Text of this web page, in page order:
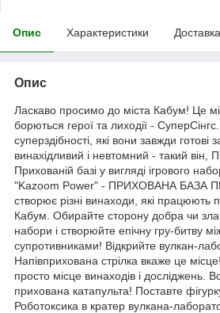
Опис Характеристики Доставка
Опис
Ласкаво просимо до міста Кабум! Це
борються герої та лиходії -
суперздібності, які вони завжди готові
винахідливий і невтомний - такий він,
Прихованій базі у вигляді ігрового
"Kazoom Power" - ПРИХОВАНА БАЗА
створює різні винаходи, які працюють
Кабум. Обирайте сторону добра чи зла,
набори і створюйте епічну гру-битву
супротивниками! Відкрийте вулкан-
Напівприхована стрілка вкаже це
просто місце винаходів і досліджень.
прихована катапульта! Поставте
Роботоксика в кратер вулкана-